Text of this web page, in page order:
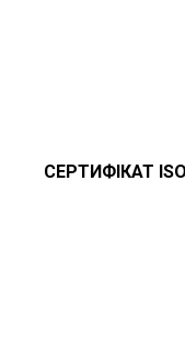
СЕРТИФІКАТ